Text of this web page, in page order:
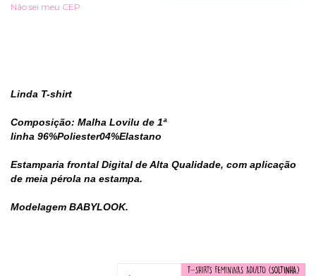
Não sei meu CEP
Linda T-shirt
Composição: Malha Lovilu de 1ª
linha 96%Poliester04%Elastano
Estamparia frontal Digital de Alta Qualidade, com aplicação
de meia pérola na estampa.
Modelagem BABYLOOK.